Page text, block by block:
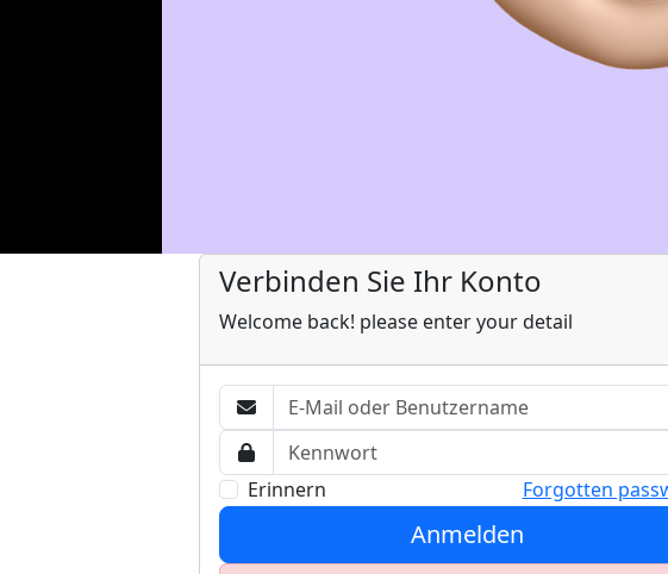
Verbinden Sie Ihr Konto
Welcome back! please enter your detail
Erinnern Forgotten
Anmelden